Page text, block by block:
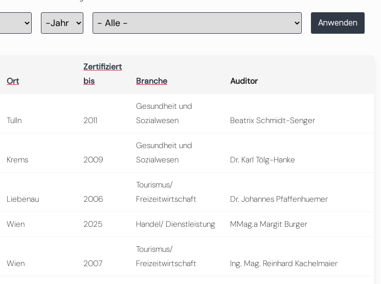
Zertifizierung
Jahr Anwenden
Ort
Zertifiziert
bis
Branche Auditor
Tulln 2011
Gesundheit und
Sozialwesen
Beatrix Schmidt-Senger
Krems 2009
Gesundheit und
Sozialwesen
Dr. Karl Tölg-Hanke
Liebenau 2006
Tourismus/
Freizeitwirtschaft
Dr. Johannes Pfaffenhuemer
Wien 2025 Handel/ Dienstleistung MMag.a Margit Burger
Wien 2007
Tourismus/
Freizeitwirtschaft
Ing. Mag. Reinhard Kachelmaier